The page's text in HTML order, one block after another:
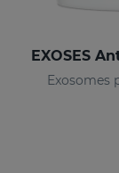
Exosomes